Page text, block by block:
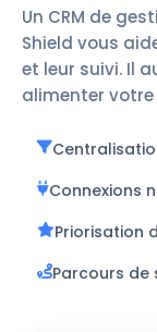
Un CRM de
Shield vous
et leur suivi. Il
alimenter votre
Connexions
Priorisation
Parcours de